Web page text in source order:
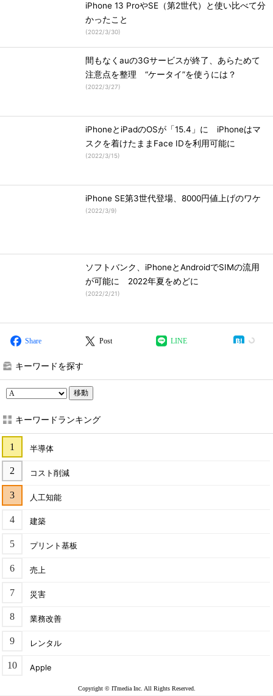
iPhone 13 ProやSE（第2世代）と使い比べて分
かったこと
(2022/3/30)
間もなくauの3Gサービスが終了、あらためて
注意点を整理 “ケータイ”を使うには？
(2022/3/27)
iPhoneとiPadのOSが「15.4」に iPhoneはマ
スクを着けたままFace IDを利用可能に
(2022/3/15)
iPhone SE第3世代登場、8000円値上げのワケ
(2022/3/9)
ソフトバンク、iPhoneとAndroidでSIMの流用
が可能に 2022年夏をめどに
(2022/2/21)
Share Post LINE
キーワードを探す
移動
キーワードランキング
半導体
コスト削減
人工知能
建築
プリント基板
売上
災害
業務改善
レンタル
Apple
Copyright © ITmedia Inc. All Rights Reserved.